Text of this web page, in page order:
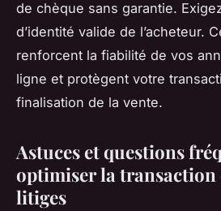
de chèque sans garantie.
d’identité valide de l’acheteur.
renforcent la fiabilité de vos
ligne et protègent votre
finalisation de la vente.
Astuces et questions
optimiser la transaction
litiges